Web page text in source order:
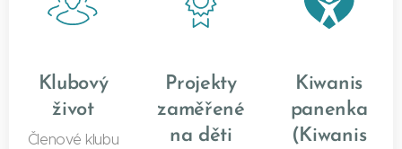
Klubový
život
Členové klubu
Projekty
zaměřené
na děti
Kiwanis
panenka
(Kiwanis